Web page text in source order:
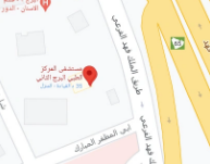
ضعف نظر في العين اليسرى